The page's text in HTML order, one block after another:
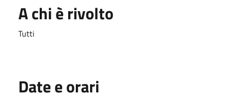
A chi è rivolto
Tutti
Date e orari